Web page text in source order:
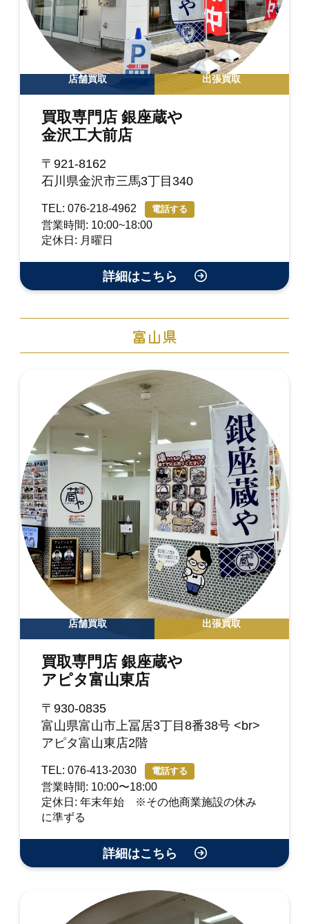
店舗買取 出張買取
買取専門店 銀座蔵や
金沢工大前店
〒921-8162
石川県金沢市三馬3丁目340
TEL: 076-218-4962 電話する
営業時間: 10:00~18:00
定休日: 月曜日
詳細はこちら
富山県
店舗買取 出張買取
買取専門店 銀座蔵や
アピタ富山東店
〒930-0835
富山県富山市上冨居3丁目8番38号 <br>
アピタ富山東店2階
TEL: 076-413-2030 電話する
営業時間: 10:00〜18:00
定休日: 年末年始 ※その他商業施設の休み
に準ずる
詳細はこちら